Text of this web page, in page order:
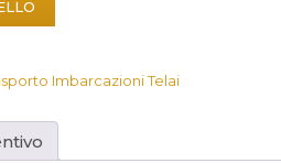
Imbarcazioni Telai